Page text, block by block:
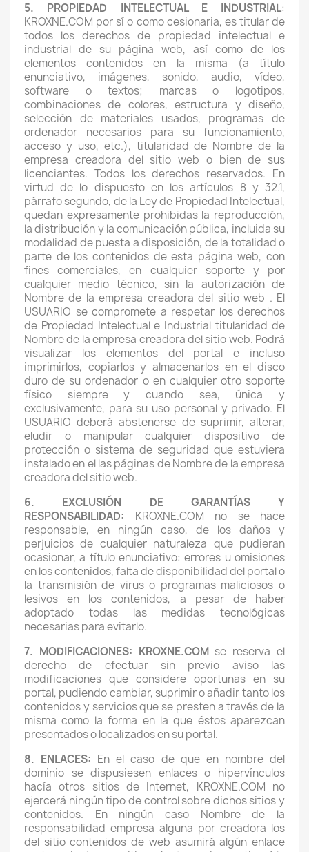
5. PROPIEDAD INTELECTUAL E INDUSTRIAL:
KROXNE.COM por sí o como cesionaria, es titular de
todos los derechos de propiedad intelectual e
industrial de su página web, así como de los
elementos contenidos en la misma (a título
enunciativo, imágenes, sonido, audio, vídeo,
software o textos; marcas o logotipos,
combinaciones de colores, estructura y diseño,
selección de materiales usados, programas de
ordenador necesarios para su funcionamiento,
acceso y uso, etc.), titularidad de Nombre de la
empresa creadora del sitio web o bien de sus
licenciantes. Todos los derechos reservados. En
virtud de lo dispuesto en los artículos 8 y 32.1,
párrafo segundo, de la Ley de Propiedad Intelectual,
quedan expresamente prohibidas la reproducción,
la distribución y la comunicación pública, incluida su
modalidad de puesta a disposición, de la totalidad o
parte de los contenidos de esta página web, con
fines comerciales, en cualquier soporte y por
cualquier medio técnico, sin la autorización de
Nombre de la empresa creadora del sitio web . El
USUARIO se compromete a respetar los derechos
de Propiedad Intelectual e Industrial titularidad de
Nombre de la empresa creadora del sitio web. Podrá
visualizar los elementos del portal e incluso
imprimirlos, copiarlos y almacenarlos en el disco
duro de su ordenador o en cualquier otro soporte
físico siempre y cuando sea, única y
exclusivamente, para su uso personal y privado. El
USUARIO deberá abstenerse de suprimir, alterar,
eludir o manipular cualquier dispositivo de
protección o sistema de seguridad que estuviera
instalado en el las páginas de Nombre de la empresa
creadora del sitio web.
6. EXCLUSIÓN DE GARANTÍAS Y
RESPONSABILIDAD: KROXNE.COM no se hace
responsable, en ningún caso, de los daños y
perjuicios de cualquier naturaleza que pudieran
ocasionar, a título enunciativo: errores u omisiones
en los contenidos, falta de disponibilidad del portal o
la transmisión de virus o programas maliciosos o
lesivos en los contenidos, a pesar de haber
adoptado todas las medidas tecnológicas
necesarias para evitarlo.
7. MODIFICACIONES: KROXNE.COMse reserva el
derecho de efectuar sin previo aviso las
modificaciones que considere oportunas en su
portal, pudiendo cambiar, suprimir o añadir tanto los
contenidos y servicios que se presten a través de la
misma como la forma en la que éstos aparezcan
presentados o localizados en su portal.
8. ENLACES: En el caso de que en nombre del
dominio se dispusiesen enlaces o hipervínculos
hacía otros sitios de Internet, KROXNE.COM no
ejercerá ningún tipo de control sobre dichos sitios y
contenidos. En ningún caso Nombre de la
responsabilidad empresa alguna por creadora los
del sitio contenidos de web asumirá algún enlace